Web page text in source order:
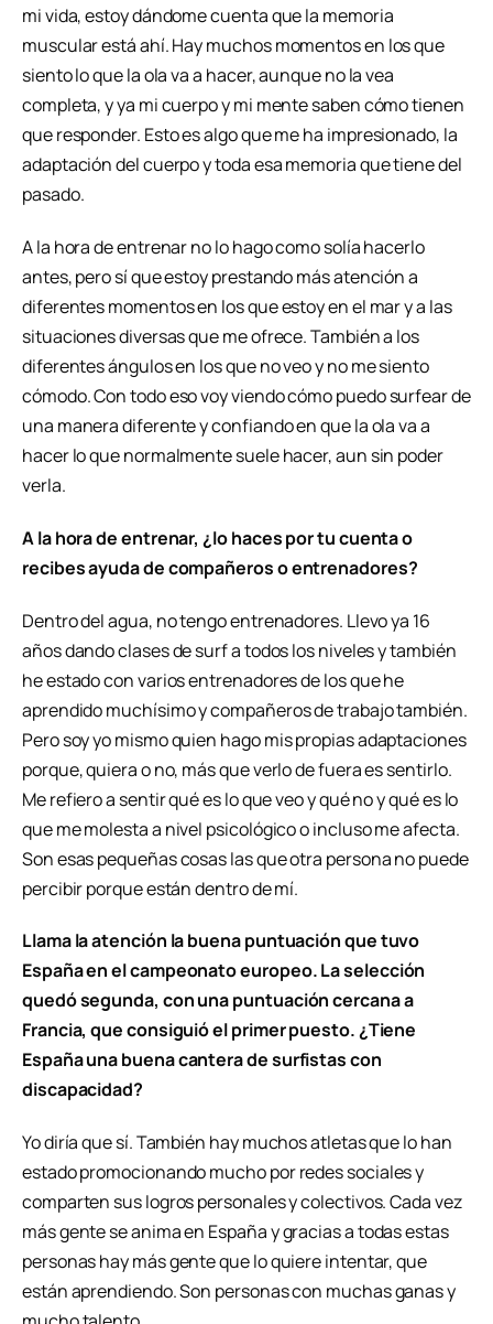
mi vida, estoy dándome cuenta que la memoria
muscular está ahí. Hay muchos momentos en los que
siento lo que la ola va a hacer, aunque no la vea
completa, y ya mi cuerpo y mi mente saben cómo tienen
que responder. Esto es algo que me ha impresionado, la
adaptación del cuerpo y toda esa memoria que tiene del
pasado.
A la hora de entrenar no lo hago como solía hacerlo
antes, pero sí que estoy prestando más atención a
diferentes momentos en los que estoy en el mar y a las
situaciones diversas que me ofrece. También a los
diferentes ángulos en los que no veo y no me siento
cómodo. Con todo eso voy viendo cómo puedo surfear de
una manera diferente y confiando en que la ola va a
hacer lo que normalmente suele hacer, aun sin poder
verla.
A la hora de entrenar, ¿lo haces por tu cuenta o
recibes ayuda de compañeros o entrenadores?
Dentro del agua, no tengo entrenadores. Llevo ya 16
años dando clases de surf a todos los niveles y también
he estado con varios entrenadores de los que he
aprendido muchísimo y compañeros de trabajo también.
Pero soy yo mismo quien hago mis propias adaptaciones
porque, quiera o no, más que verlo de fuera es sentirlo.
Me refiero a sentir qué es lo que veo y qué no y qué es lo
que me molesta a nivel psicológico o incluso me afecta.
Son esas pequeñas cosas las que otra persona no puede
percibir porque están dentro demí.
Llama la atención la buena puntuación que tuvo
España en el campeonato europeo. La selección
quedó segunda, con una puntuación cercana a
Francia, que consiguió el primer puesto. ¿Tiene
España una buena cantera de surfistas con
discapacidad?
Yo diría que sí. También hay muchos atletas que lo han
estado promocionando mucho por redes sociales y
comparten sus logros personales y colectivos. Cada vez
más gente se anima en España y gracias a todas estas
personas hay más gente que lo quiere intentar, que
están aprendiendo. Son personas con muchas ganas y